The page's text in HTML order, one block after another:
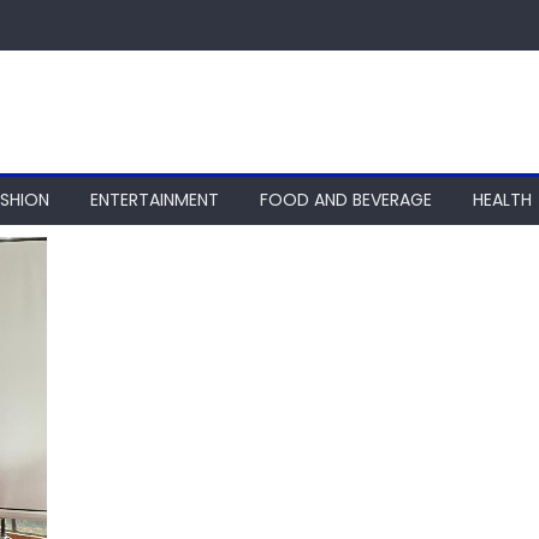
ENTERTAINMENT FOOD AND BEVERAGE HEALTH